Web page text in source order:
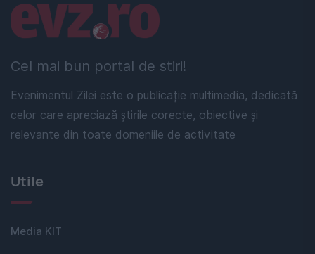
Cel mai bun portal de stiri!
Evenimentul Zilei este o publicație multimedia, dedicată
celor care apreciază știrile corecte, obiective și
relevante din toate domeniile de activitate
Linkuri utile
Utile
Media KIT